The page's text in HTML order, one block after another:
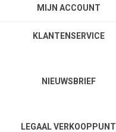
MIJN ACCOUNT
KLANTENSERVICE
NIEUWSBRIEF
LEGAAL VERKOOPPUNT